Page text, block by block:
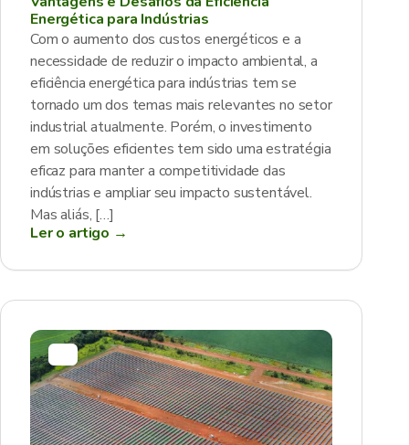
Energética para Indústrias
Com o aumento dos custos energéticos e a
necessidade de reduzir o impacto ambiental, a
eficiência energética para indústrias tem se
tornado um dos temas mais relevantes no setor
industrial atualmente. Porém, o investimento
em soluções eficientes tem sido uma estratégia
eficaz para manter a competitividade das
indústrias e ampliar seu impacto sustentável.
Mas aliás, […]
Ler o artigo →